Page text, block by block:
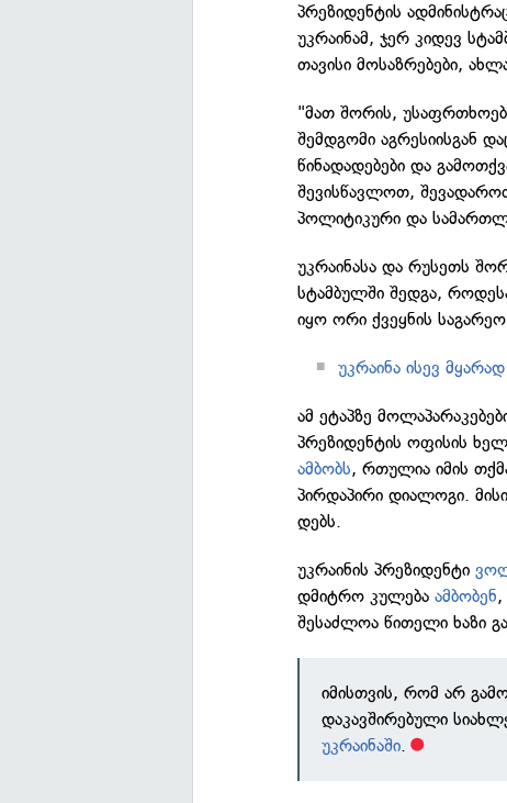
პრეზიდენტის
უკრაინამ, ჯერ კიდევ
თავისი მოსაზრებები,
"მათ შორის,
შემდგომი აგრესიისგან
წინადადებები და
შევისწავლოთ,
პოლიტიკური და
უკრაინასა და რუსეთს
სტამბულში შედგა,
იყო ორი ქვეყნის
უკრაინა ისევ
ამ ეტაპზე
პრეზიდენტის ოფისის
ამბობს, რთულია იმის
პირდაპირი დიალოგი.
დებს.
უკრაინის პრეზიდენტი
დმიტრო კულებაამბობენ,
შესაძლოა წითელი ხაზი
იმისთვის, რომ არ
დაკავშირებული
უკრაინაში.